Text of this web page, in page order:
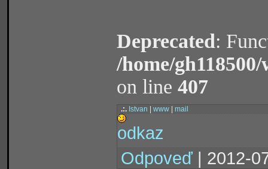
Deprecated:
/home/
on line 407
.:. Istvan www mail
odkaz
Odpoveď | 2012-